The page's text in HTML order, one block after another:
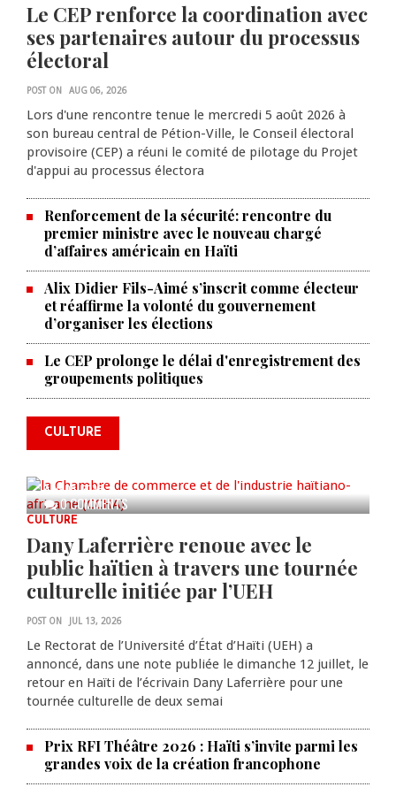
Le CEP renforce la coordination avec
ses partenaires autour du processus
électoral
POST ON AUG 06, 2026
Lors d'une rencontre tenue le mercredi 5 août 2026 à
son bureau central de Pétion-Ville, le Conseil électoral
provisoire (CEP) a réuni le comité de pilotage du Projet
d'appui au processus électora
Renforcement de la sécurité: rencontre du
premier ministre avec le nouveau chargé
d’affaires américain en Haïti
Alix Didier Fils-Aimé s’inscrit comme électeur
et réaffirme la volonté du gouvernement
d’organiser les élections
Le CEP prolonge le délai d'enregistrement des
groupements politiques
CULTURE
0 COMMENTS
La Chambre de commerce et de
l'industrie haïtiano-africaine
annonce des activités pour
commémorer le 235e
anniversaire de la cérémonie du
AUG 05, 2026
CULTURE
Dany Laferrière renoue avec le
public haïtien à travers une tournée
culturelle initiée par l’UEH
POST ON JUL 13, 2026
Le Rectorat de l’Université d’État d’Haïti (UEH) a
annoncé, dans une note publiée le dimanche 12 juillet, le
retour en Haïti de l’écrivain Dany Laferrière pour une
tournée culturelle de deux semai
Prix RFI Théâtre 2026 : Haïti s’invite parmi les
grandes voix de la création francophone